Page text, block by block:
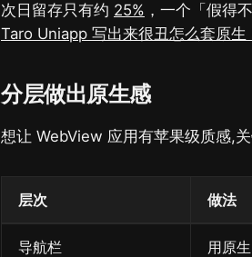
次日留存只有约 25% ，一个「假得
Taro Uniapp 写出来很丑怎么套原生
分层做出原生感
想让 WebView 应用有苹果级质感,关
层次 做法
导航栏 用原